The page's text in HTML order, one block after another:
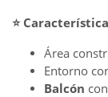
⭐
Área
Entorno
Balcón